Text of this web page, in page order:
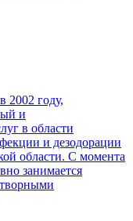
2002 году,
и
в области
и дезодорации
области. С момента
занимается